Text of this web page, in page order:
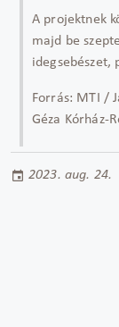
A projektnek
majd be
idegsebészet,
Forrás: MTI /
Géza Kórház-
2023. aug. 24.